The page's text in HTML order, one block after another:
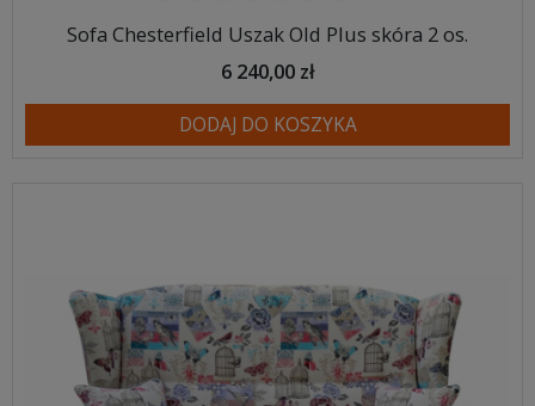
Sofa Chesterfield Uszak Old Plus skóra 2 os.
6 240,00 zł
DODAJ DO KOSZYKA